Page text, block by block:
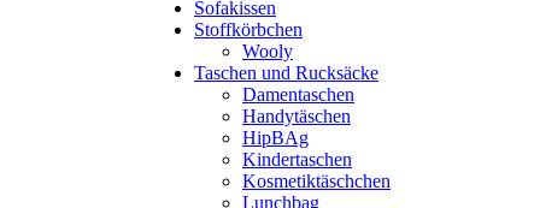
Sofakissen
Stoffkörbchen
Wooly
Taschen und Rucksäcke
Damentaschen
Handytäschen
HipBAg
Kindertaschen
Kosmetiktäschchen
Lunchbag